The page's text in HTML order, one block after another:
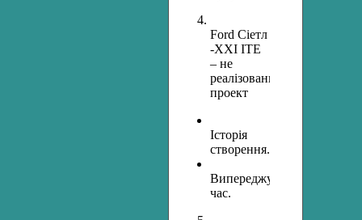
Ford Сіетл
-XXI ITE
– не
реалізований
проект
Історія
створення.
Випереджуючи
час.